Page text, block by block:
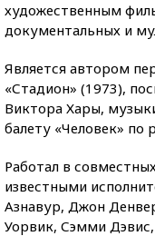
художественным
документальных и
Является автором
«Стадион» (1973),
Виктора Хары,
балету «Человек» по
Работал в
известными
Азнавур, Джон
Уорвик, Сэмми